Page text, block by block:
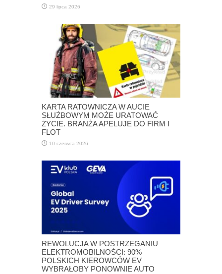
29 lipca 2026
KARTA RATOWNICZA W AUCIE
SŁUŻBOWYM MOŻE URATOWAĆ
ŻYCIE. BRANŻA APELUJE DO FIRM I
FLOT
10 czerwca 2026
REWOLUCJA W POSTRZEGANIU
ELEKTROMOBILNOŚCI: 90%
POLSKICH KIEROWCÓW EV
WYBRAŁOBY PONOWNIE AUTO